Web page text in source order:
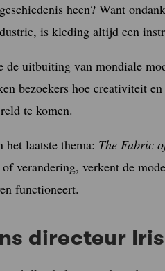
heen? Want
is kleding altijd een
uitbuiting van mondiale
bezoekers hoe creativiteit
te komen.
laatste thema: The Fabric
verandering, verkent de
functioneert.
directeur